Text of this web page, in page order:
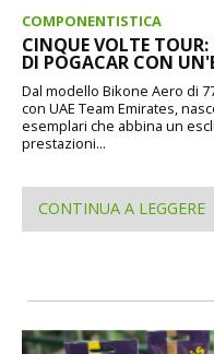
COMPONENTISTICA
CINQUE VOLTE TOUR:
DI POGACAR CON
Dal modello Bikone Aero di
con UAE Team Emirates,
esemplari che abbina un
prestazioni...
CONTINUA A LEGGERE